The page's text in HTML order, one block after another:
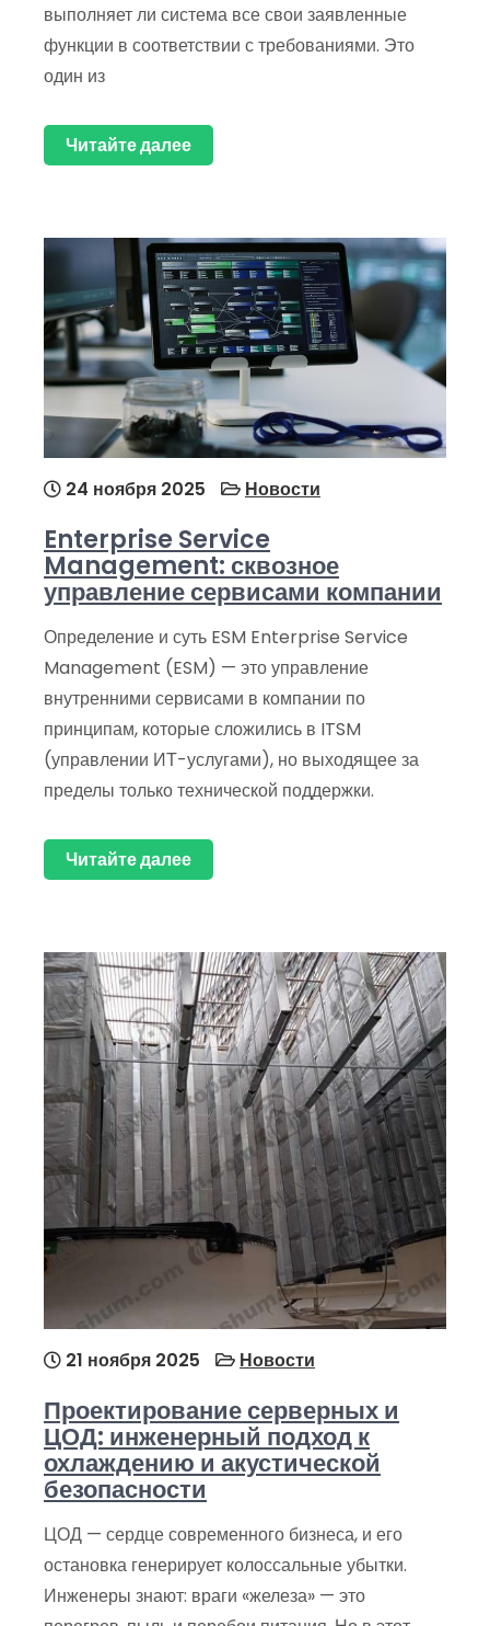
выполняет ли система все свои заявленные
функции в соответствии с требованиями. Это
один из
Читайте далее
24 ноября 2025 Новости
Enterprise Service
Management: сквозное
управление сервисами компании
Определение и суть ESM Enterprise Service
Management (ESM) — это управление
внутренними сервисами в компании по
принципам, которые сложились в ITSM
(управлении ИТ-услугами), но выходящее за
пределы только технической поддержки.
Читайте далее
21 ноября 2025 Новости
Проектирование серверных и
ЦОД: инженерный подход к
охлаждению и акустической
безопасности
ЦОД — сердце современного бизнеса, и его
остановка генерирует колоссальные убытки.
Инженеры знают: враги «железа» — это